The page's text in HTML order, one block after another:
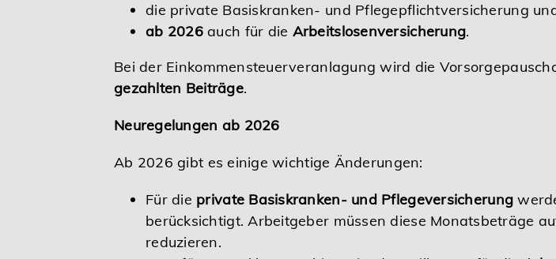
die private Basiskranken- und Pflegepflichtversicherung
ab 2026auch für die Arbeitslosenversicherung.
Bei der Einkommensteuerveranlagung wird die
gezahlten Beiträge.
Neuregelungen ab 2026
Ab 2026 gibt es einige wichtige Änderungen:
Für die private Basiskranken- und Pflegeversicherung
berücksichtigt. Arbeitgeber müssen diese Monatsbeträge
reduzieren.